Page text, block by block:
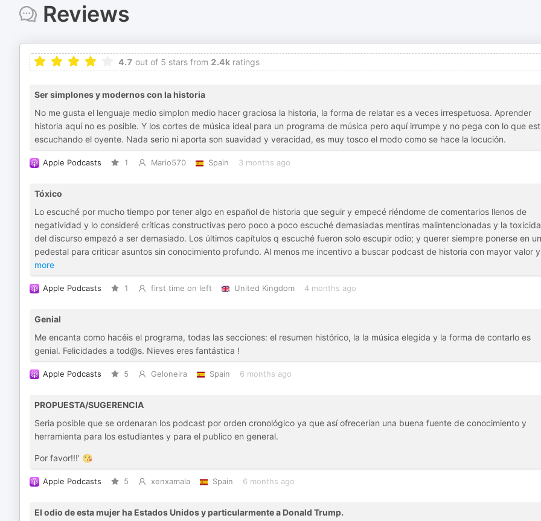
Reviews
4.7 out of 5 stars from 2.4k ratings
Ser simplones y modernos con la historia
No me gusta el lenguaje medio simplon medio hacer graciosa la historia, la forma de relatar es a veces irrespetuosa. Aprender
historia aquí no es posible. Y los cortes de música ideal para un programa de música pero aquí irrumpe y no pega con lo que
escuchando el oyente. Nada serio ni aporta son suavidad y veracidad, es muy tosco el modo como se hace la locución.
Apple Podcasts 1 Mario570 Spain 3 months ago
Tóxico
Lo escuché por mucho tiempo por tener algo en español de historia que seguir y empecé riéndome de comentarios llenos de
negatividad y lo consideré críticas constructivas pero poco a poco escuché demasiadas mentiras malintencionadas y la
del discurso empezó a ser demasiado. Los últimos capítulos q escuché fueron solo escupir odio; y querer siempre ponerse en un
pedestal para criticar asuntos sin conocimiento profundo. Al menos me incentivo a buscar podcast de historia con mayor valor y
more
Apple Podcasts 1 first time on left United Kingdom 4 months ago
Genial
Me encanta como hacéis el programa, todas las secciones: el resumen histórico, la la música elegida y la forma de contarlo es
genial. Felicidades a tod@s. Nieves eres fantástica !
Apple Podcasts 5 Geloneira Spain 6 months ago
PROPUESTA/SUGERENCIA
Seria posible que se ordenaran los podcast por orden cronológico ya que así ofrecerían una buena fuente de conocimiento y
herramienta para los estudiantes y para el publico en general.
Por favor!!!’ 😘
Apple Podcasts 5 xenxamala Spain 6 months ago
El odio de esta mujer ha Estados Unidos y particularmente a Donald Trump.